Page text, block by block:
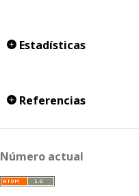
Estadísticas
Referencias
Número actual